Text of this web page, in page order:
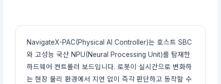
NavigateX-PAC(Physical AI Controller)는 호스트 SBC
와 고성능 국산 NPU(Neural Processing Unit)를 탑재한
하드웨어 컨트롤러 보드입니다. 로봇이 실시간으로 변화하
는 현장 물리 환경에서 지연 없이 즉각 판단하고 동작할 수